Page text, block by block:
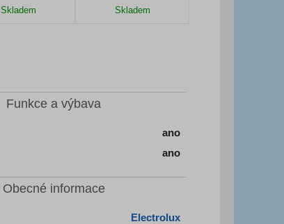
Skladem Skladem
Funkce a výbava
ano
ano
Obecné informace
Electrolux